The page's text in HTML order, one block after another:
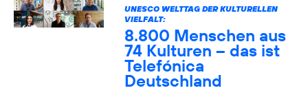
UNESCO WELTTAG DER KULTURELLEN
VIELFALT:
8.800 Menschen aus
74 Kulturen – das ist
Telefónica
Deutschland